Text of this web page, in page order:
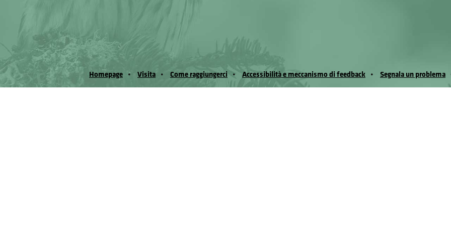
Homepage Visita Come raggiungerci Accessibilità e meccanismo di feedback Segnala un problema